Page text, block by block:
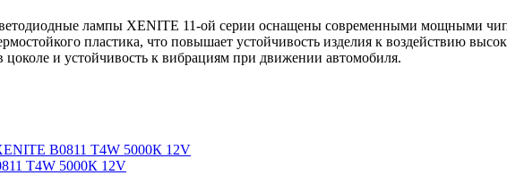
лампы XENITE 11-ой серии оснащены современными мощными
пластика, что повышает устойчивость изделия к воздействию
и устойчивость к вибрациям при движении автомобиля.
Т4W 5000К 12V